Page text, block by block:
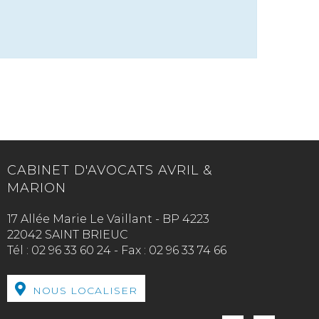
CABINET D'AVOCATS AVRIL &
MARION
17 Allée Marie Le Vaillant - BP 4223
22042 SAINT BRIEUC
Tél : 02 96 33 60 24 - Fax : 02 96 33 74 66
NOUS LOCALISER